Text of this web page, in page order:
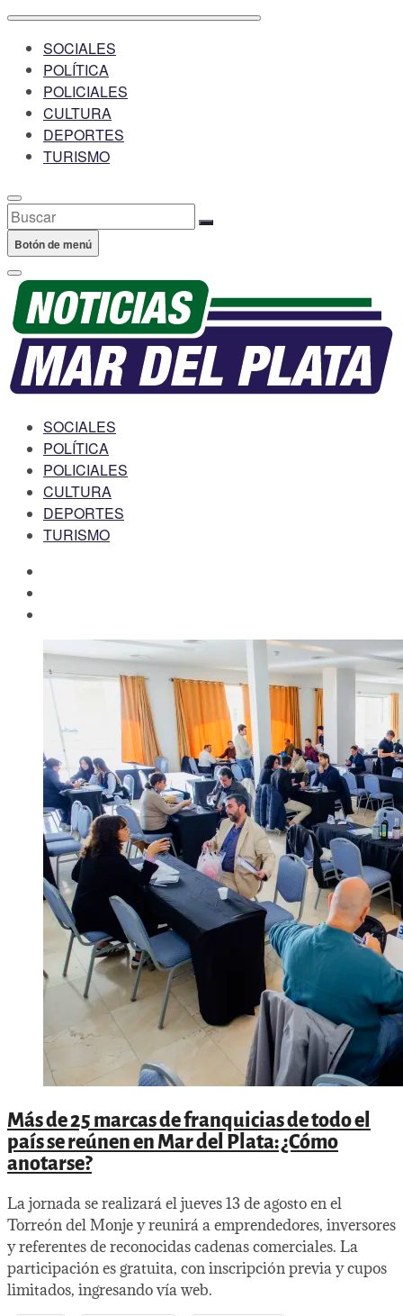
SOCIALES
POLÍTICA
POLICIALES
CULTURA
DEPORTES
TURISMO
Buscar
Botón de menú
SOCIALES
POLÍTICA
POLICIALES
CULTURA
DEPORTES
TURISMO
Más de 25 marcas de franquicias de todo el
país se reúnen en Mar del Plata: ¿Cómo
anotarse?
La jornada se realizará el jueves 13 de agosto en el
Torreón del Monje y reunirá a emprendedores, inversores
y referentes de reconocidas cadenas comerciales. La
participación es gratuita, con inscripción previa y cupos
limitados, ingresando vía web.